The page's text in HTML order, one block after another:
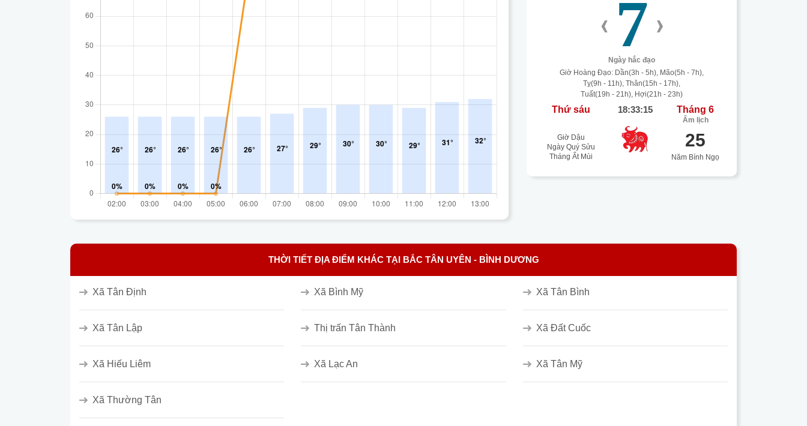
‹ 7 ›
Ngày hắc đạo
Giờ Hoàng Đạo: Dần(3h - 5h), Mão(5h - 7h),
Tỵ(9h - 11h), Thân(15h - 17h),
Tuất(19h - 21h), Hợi(21h - 23h)
Thứ sáu 18:33:15 Tháng 6
Âm lịch
Giờ Dậu
Ngày Quý Sửu
Tháng Ất Mùi
25
Năm Bính Ngọ
THỜI TIẾT ĐỊA ĐIỂM KHÁC TẠI BẮC TÂN UYÊN - BÌNH DƯƠNG
Xã Tân Định Xã Bình Mỹ Xã Tân Bình
Xã Tân Lập Thị trấn Tân Thành Xã Đất Cuốc
Xã Hiếu Liêm Xã Lạc An Xã Tân Mỹ
Xã Thường Tân